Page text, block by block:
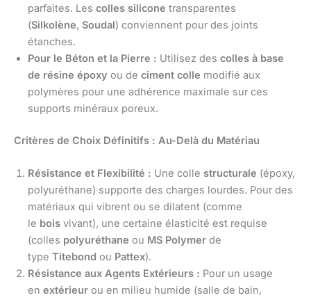
parfaites. Les colles silicone transparentes
(Silkolène, Soudal) conviennent pour des joints
étanches.
Pour le Béton et la Pierre : Utilisez des colles à base
de résine époxy ou de ciment colle modifié aux
polymères pour une adhérence maximale sur ces
supports minéraux poreux.
Critères de Choix Définitifs : Au-Delà du Matériau
Résistance et Flexibilité : Une colle structurale (époxy,
polyuréthane) supporte des charges lourdes. Pour des
matériaux qui vibrent ou se dilatent (comme
le bois vivant), une certaine élasticité est requise
(colles polyuréthane ou MS Polymer de
type Titebond ou Pattex).
Résistance aux Agents Extérieurs : Pour un usage
en extérieur ou en milieu humide (salle de bain,